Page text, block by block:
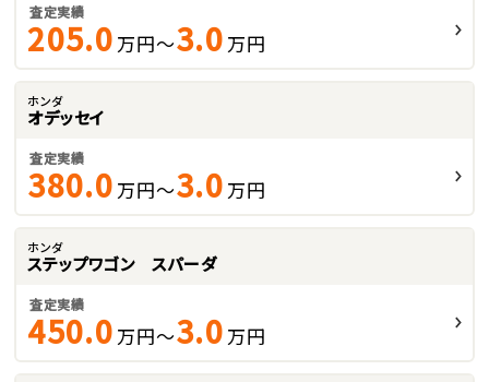
査定実績
205.0 万円～3.0 万円
ホンダ
オデッセイ
査定実績
380.0 万円～3.0 万円
ホンダ
ステップワゴン スパーダ
査定実績
450.0 万円～3.0 万円